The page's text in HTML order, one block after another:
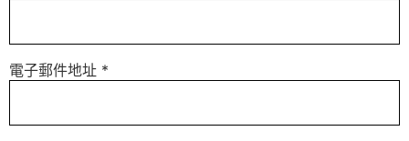
電子郵件地址 *